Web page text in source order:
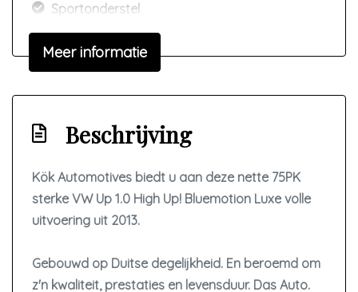
Sportonderstel
Sportvelgen
Interieur
Achterbank in delen neerklapbaar
Bestuurdersstoel in hoogte verstelbaar
Elektrische ramen voor
Passagiersstoel in hoogte verstelbaar
Stuur en versnellingspook (kunst)leder
Meer informatie
Beschrijving
Kök Automotives biedt u aan deze nette 75PK
sterke VW Up 1.0 High Up! Bluemotion Luxe volle
uitvoering uit 2013.
Gebouwd op Duitse degelijkheid. En beroemd om
z'n kwaliteit, prestaties en levensduur. Das Auto.